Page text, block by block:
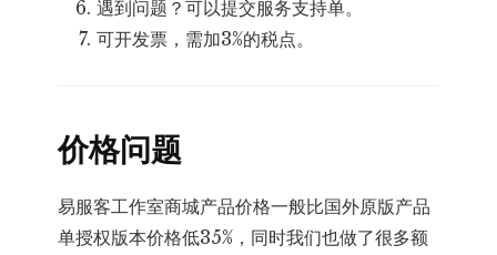
遇到问题？可以提交服务支持单。
可开发票，需加3%的税点。
价格问题
易服客工作室商城产品价格一般比国外原版产品
单授权版本价格低35%，同时我们也做了很多额